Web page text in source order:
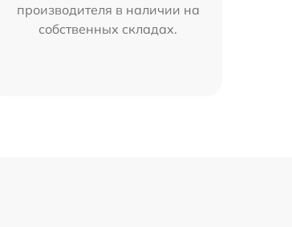
производителя в наличии на
собственных складах.